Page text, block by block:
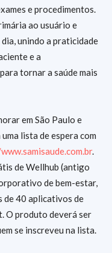
e procedimentos.
ao usuário e
unindo a praticidade
e a
tornar a saúde mais
em São Paulo e
lista de espera com
.
de Wellhub (antigo
de bem-estar,
de 40 aplicativos de
O produto deverá ser
se inscreveu na lista.